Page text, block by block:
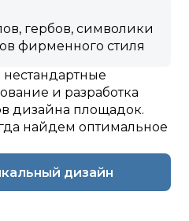
гербов, символики
фирменного стиля
и разработка
дизайна площадок.
найдем оптимальное
дизайн